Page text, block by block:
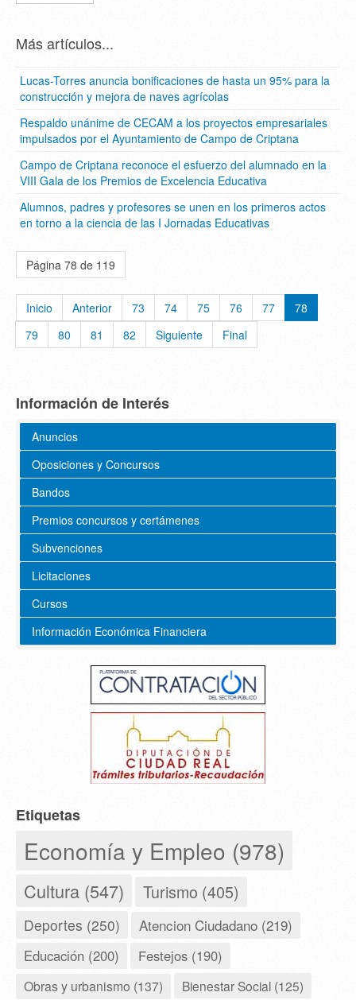
Más artículos...
Lucas-Torres anuncia bonificaciones de hasta un 95% para la
construcción y mejora de naves agrícolas
Respaldo unánime de CECAM a los proyectos empresariales
impulsados por el Ayuntamiento de Campo de Criptana
Campo de Criptana reconoce el esfuerzo del alumnado en la
VIII Gala de los Premios de Excelencia Educativa
Alumnos, padres y profesores se unen en los primeros actos
en torno a la ciencia de las I Jornadas Educativas
Página 78 de 119
Inicio Anterior 73 74 75 76 77
78
79
80 81 82 Siguiente Final
Información de Interés
Anuncios
Oposiciones y Concursos
Bandos
Premios concursos y certámenes
Subvenciones
Licitaciones
Cursos
Información Económica Financiera
Etiquetas
Economía y Empleo (978)
Cultura (547) Turismo (405)
Deportes (250) Atencion Ciudadano (219)
Educación (200) Festejos (190)
Obras y urbanismo (137) Bienestar Social (125)